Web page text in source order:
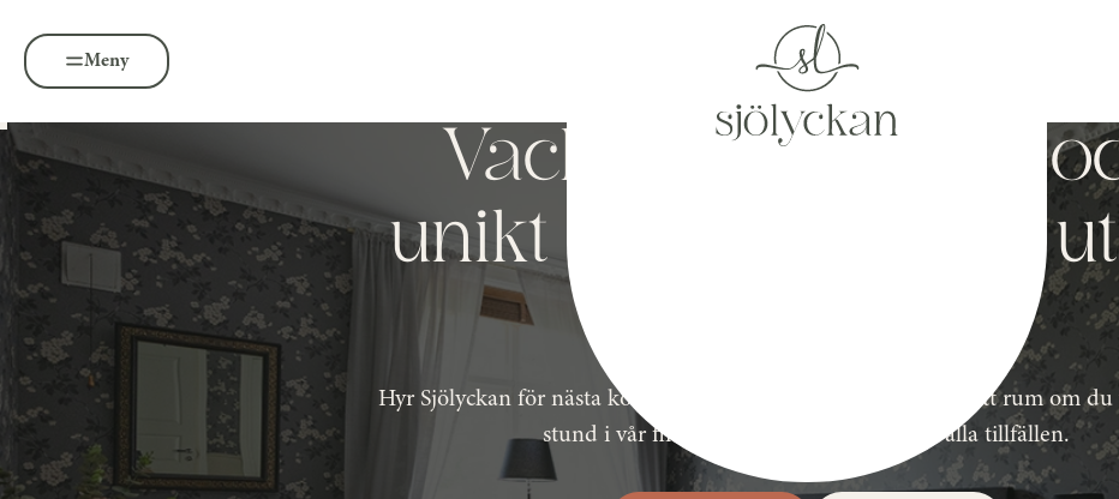
Meny
Vackert, personligt
unikt litet hotell med
Hyr Sjölyckan för nästa konferens, fest och bröllop, eller bara ett rum om
stund i vår fina miljö. Det finns något för alla tillfällen.